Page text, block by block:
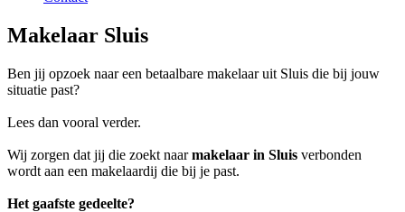
Makelaar Sluis
Ben jij opzoek naar een betaalbare makelaar uit Sluis die bij jouw
situatie past?
Lees dan vooral verder.
Wij zorgen dat jij die zoekt naarmakelaar in Sluis verbonden
wordt aan een makelaardij die bij je past.
Het gaafste gedeelte?